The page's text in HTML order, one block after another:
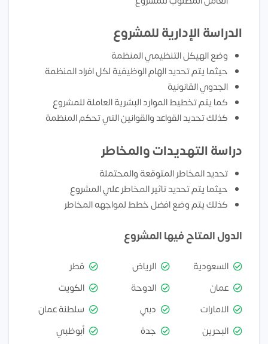
الدراسة الإدارية للمشروع
وضع الهيكل التنظيمي المنظمة
حيثما يتم تحديد الهام الوظيفية لكل افراد المنظمة
الجدوي القانونية
كما يتم تخطيط الموارد البشرية العاملة للمشروع
كذلك تحديد القواعد والقوانين التي تحكم المنظمة
دراسة التهديدات والمخاطر
تحديد المخاطر المتوقعة والمحتملة
حيثما يتم تحديد تاثير المخاطر علي المشروع
كذلك يتم وضع افضل خطط لمواجهه المخاطر
الدول المتاح فيها المشروع
السعودية الرياض
قطر
عمان
الدوحة
الكويت
الامارات
دبي
سلطنة عمان
البحرين
جدة أبوظبي